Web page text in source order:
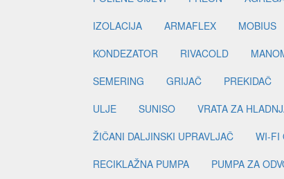
IZOLACIJA
ARMAFLEX MOBIUS
KONDEZATOR
RIVACOLD
SEMERING
GRIJAČ PREKIDAČ
ULJE
SUNISO VRATA ZA
ŽIČANI DALJINSKI UPRAVLJAČ
WI-FI
RECIKLAŽNA PUMPA
PUMPA ZA